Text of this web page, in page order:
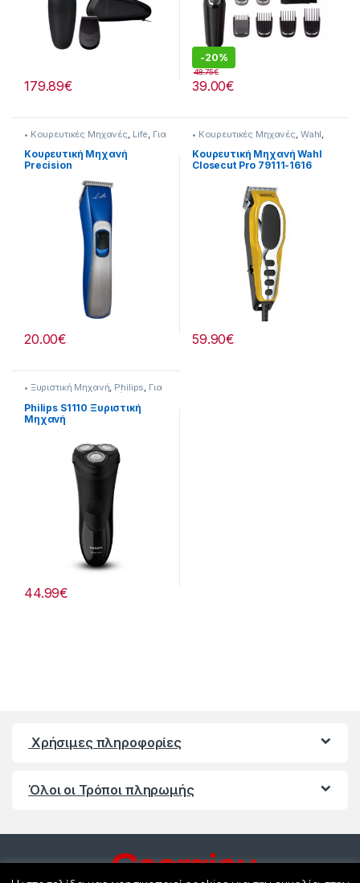
179.89€
-20%
39.00€
48.75€
• Κουρευτικές Μηχανές Life Για
τον Ανδρα
Κουρευτική Μηχανή
Precision
20.00€
• Κουρευτικές Μηχανές Wahl
Για τον Ανδρα Προσωπική
Φροντίδα
Κουρευτική Μηχανή Wahl
Closecut Pro 79111-1616
59.90€
• Ξυριστική Μηχανή, Philips, Για
Προσωπική
Φροντίδα
Philips S1110 Ξυριστική
Μηχανή
44.99€
Χρήσιμες πληροφορίες
Όλοι οι Τρόποι πληρωμής